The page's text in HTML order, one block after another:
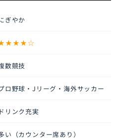
ぎやか
数競技
ロ野球・Jリーグ・海外サッカー
ドリンク充実
い（カウンター席あり）